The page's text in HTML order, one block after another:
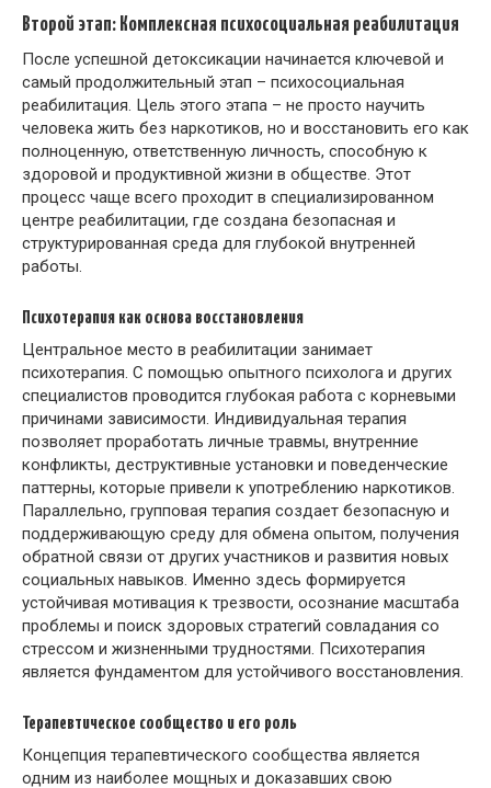
Второй этап: Комплексная психосоциальная реабилитация
После успешной детоксикации начинается ключевой и
самый продолжительный этап – психосоциальная
реабилитация. Цель этого этапа – не просто научить
человека жить без наркотиков, но и восстановить его как
полноценную, ответственную личность, способную к
здоровой и продуктивной жизни в обществе. Этот
процесс чаще всего проходит в специализированном
центре реабилитации, где создана безопасная и
структурированная среда для глубокой внутренней
работы.
Психотерапия как основа восстановления
Центральное место в реабилитации занимает
психотерапия. С помощью опытного психолога и других
специалистов проводится глубокая работа с корневыми
причинами зависимости. Индивидуальная терапия
позволяет проработать личные травмы, внутренние
конфликты, деструктивные установки и поведенческие
паттерны, которые привели к употреблению наркотиков.
Параллельно, групповая терапия создает безопасную и
поддерживающую среду для обмена опытом, получения
обратной связи от других участников и развития новых
социальных навыков. Именно здесь формируется
устойчивая мотивация к трезвости, осознание масштаба
проблемы и поиск здоровых стратегий совладания со
стрессом и жизненными трудностями. Психотерапия
является фундаментом для устойчивого восстановления.
Терапевтическое сообщество и его роль
Концепция терапевтического сообщества является
одним из наиболее мощных и доказавших свою